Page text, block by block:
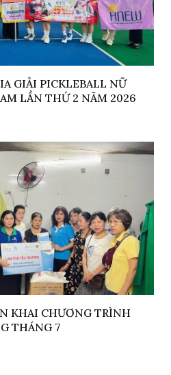
GIẢI PICKLEBALL NỮ
LẦN THỨ 2 NĂM 2026
KHAI CHƯƠNG TRÌNH
THÁNG 7